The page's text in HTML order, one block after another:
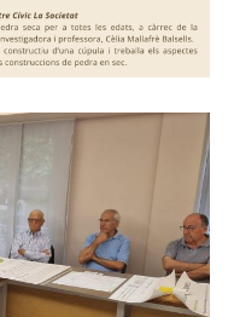
Promoure I